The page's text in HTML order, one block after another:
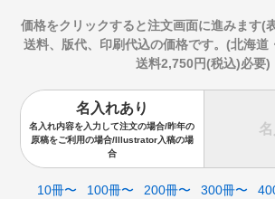
価格をクリックすると注文画面に進みます(
送料、版代、印刷代込の価格です。(北海道
送料2,750円(税込)必要)
名入れあり
名入れ内容を入力して注文の場合/昨年の
原稿をご利用の場合/Illustrator入稿の場
合
10冊〜 100冊〜 200冊〜 300冊〜